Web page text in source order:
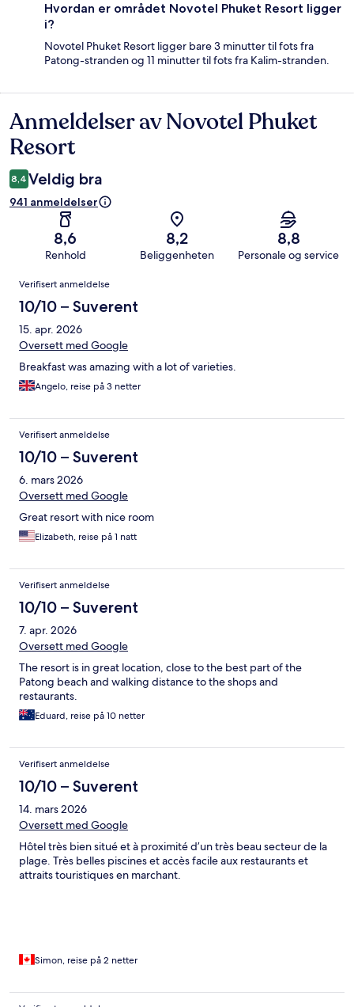
Hvordan er området Novotel Phuket Resort ligger
i?
Novotel Phuket Resort ligger bare 3 minutter til fots fra
Patong-stranden og 11 minutter til fots fra Kalim-stranden.
Anmeldelser
Anmeldelser av Novotel Phuket
Resort
8,4 Veldig bra
941 anmeldelser
8,6
Renhold
8,2
Beliggenheten
8,8
Personale og service
Anmeldelser
Verifisert anmeldelse
10/10 – Suverent
15. apr. 2026
Oversett med Google
Breakfast was amazing with a lot of varieties.
Angelo, reise på 3 netter
Verifisert anmeldelse
10/10 – Suverent
6. mars 2026
Oversett med Google
Great resort with nice room
Elizabeth, reise på 1 natt
Verifisert anmeldelse
10/10 – Suverent
7. apr. 2026
Oversett med Google
The resort is in great location, close to the best part of the
Patong beach and walking distance to the shops and
restaurants.
Eduard, reise på 10 netter
Verifisert anmeldelse
10/10 – Suverent
14. mars 2026
Oversett med Google
Hôtel très bien situé et à proximité d’un très beau secteur de la
plage. Très belles piscines et accès facile aux restaurants et
attraits touristiques en marchant.
Simon, reise på 2 netter